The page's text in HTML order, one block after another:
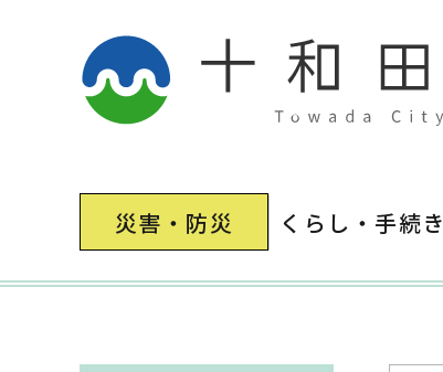
災害・防災 くらし・手続き